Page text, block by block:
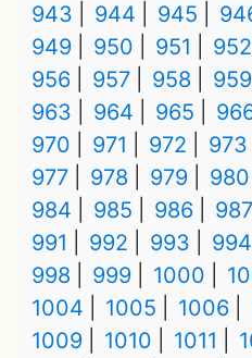
943
944 945
949
950 951 952
956
957 958 959
963
964 965
970
971 972 973
977
978 979 980
984
985 986 987
991
992 993 994
998
999 1000
1004
1005 1006
1009
1010 1011